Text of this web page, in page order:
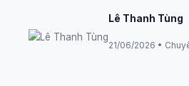
Lê Thanh Tùng
21/06/2026 •